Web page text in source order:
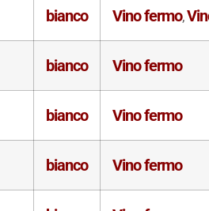
bianco Vino fermo,
bianco Vino fermo
bianco Vino fermo
bianco Vino fermo